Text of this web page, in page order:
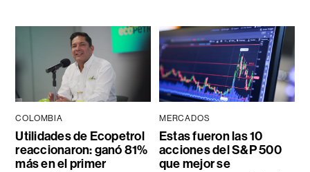
COLOMBIA
Utilidades de Ecopetrol
reaccionaron: ganó 81%
más en el primer
MERCADOS
Estas fueron las 10
acciones del S&P 500
que mejor se